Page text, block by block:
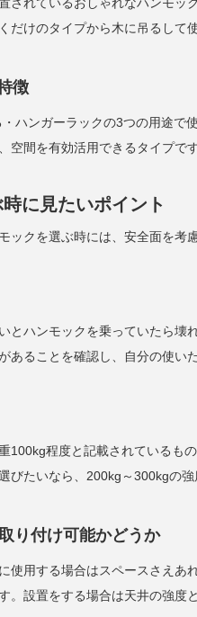
だけのタイプから木に吊るして
徴
ハンガーラックの3つの用途で
空間を有効活用できるタイプです
に見たいポイント
ックを選ぶ時には、安全面を考
とハンモックを乗っていたら壊
あることを確認し、自分の使い
100kg程度と記載されているも
びたいなら、200kg～300kgの
り付け可能かどうか
使用する場合はスペースさえ
。設置をする場合は天井の強度